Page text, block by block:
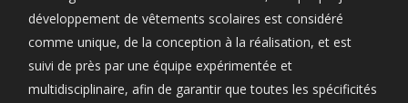
développement de vêtements scolaires est considéré
comme unique, de la conception à la réalisation, et est
suivi de près par une équipe expérimentée et
multidisciplinaire, afin de garantir que toutes les spécificités